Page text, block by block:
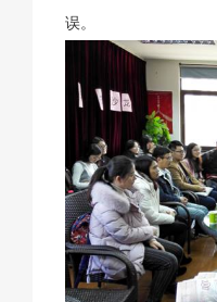
误。